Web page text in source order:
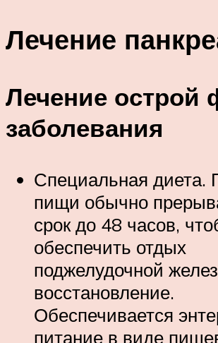
Лечение
Лечение
заболевания
Специальная диета.
пищи обычно
срок до 48 часов,
обеспечить отдых
поджелудочной
восстановление.
Обеспечивается
питание в виде